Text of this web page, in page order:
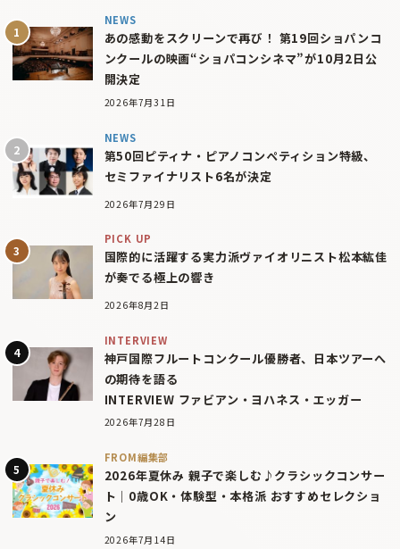
NEWS
あの感動をスクリーンで再び！ 第19回ショパンコ
ンクールの映画“ショパコンシネマ”が10月2日公
開決定
2026年7月31日
NEWS
第50回ピティナ・ピアノコンペティション特級、
セミファイナリスト6名が決定
2026年7月29日
PICK UP
国際的に活躍する実力派ヴァイオリニスト松本紘佳
が奏でる極上の響き
2026年8月2日
INTERVIEW
神戸国際フルートコンクール優勝者、日本ツアーへ
の期待を語る
INTERVIEW ファビアン・ヨハネス・エッガー
2026年7月28日
FROM編集部
2026年夏休み 親子で楽しむ♪クラシックコンサー
ト｜0歳OK・体験型・本格派 おすすめセレクショ
ン
2026年7月14日